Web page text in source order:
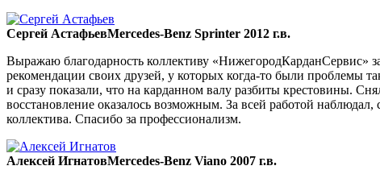
Сергей АстафьевMercedes-Benz Sprinter 2012 г.в.
Выражаю благодарность коллективу «НижегородКарданСервис»
рекомендации своих друзей, у которых когда-то были проблемы
и сразу показали, что на карданном валу разбиты крестовины.
восстановление оказалось возможным. За всей работой
коллектива. Спасибо за профессионализм.
Алексей ИгнатовMercedes-Benz Viano 2007 г.в.